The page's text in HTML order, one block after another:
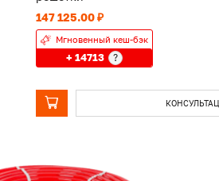
147 125.00 ₽
Мгновенный кеш-бэк
+ 14713 ?